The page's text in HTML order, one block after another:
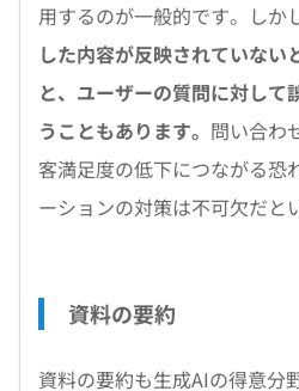
用するのが一般的です。しかし
した内容が反映されていない
と、ユーザーの質問に対して
うこともあります。 問い合わ
客満足度の低下につながる恐
ーションの対策は不可欠だと
資料の要約
資料の要約も生成AIの得意分